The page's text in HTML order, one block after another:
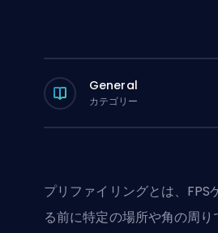
General
カテゴリー
プリファイリングとは、 FPS
る前に特定の場所や角の周